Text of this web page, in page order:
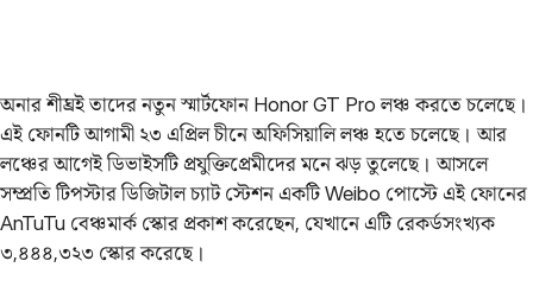
অনার শীঘ্রই তাদের নতুন স্মার্টফোন Honor GT Pro লঞ্চ করতে চলেছে।
এই ফোনটি আগামী ২৩ এপ্রিল চীনে অফিসিয়ালি লঞ্চ হতে চলেছে। আর
লঞ্চের আগেই ডিভাইসটি প্রযুক্তিপ্রেমীদের মনে ঝড় তুলেছে। আসলে
সম্প্রতি টিপস্টার ডিজিটাল চ্যাট স্টেশন একটি Weibo পোস্টে এই ফোনের
AnTuTu বেঞ্চমার্ক স্কোর প্রকাশ করেছেন, যেখানে এটি রেকর্ডসংখ্যক
৩,৪৪৪,৩২৩ স্কোর করেছে।